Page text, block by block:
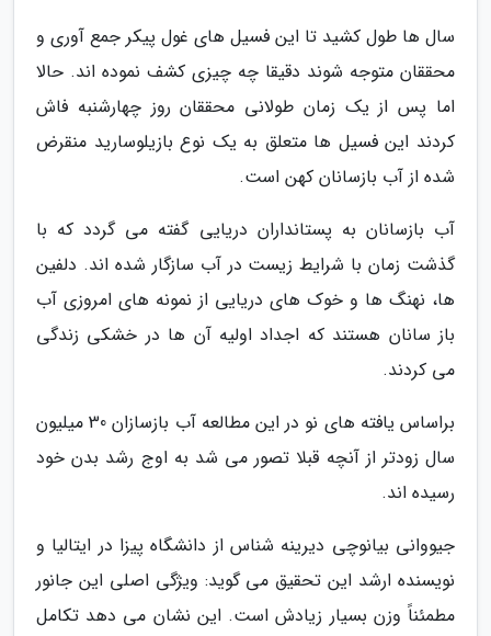
سال ها طول کشید تا این فسیل های غول پیکر جمع آوری و
محققان متوجه شوند دقیقا چه چیزی کشف نموده اند. حالا
اما پس از یک زمان طولانی محققان روز چهارشنبه فاش
کردند این فسیل ها متعلق به یک نوع بازیلوسارید منقرض
شده از آب بازسانان کهن است.
آب بازسانان به پستانداران دریایی گفته می گردد که با
گذشت زمان با شرایط زیست در آب سازگار شده اند. دلفین
ها، نهنگ ها و خوک های دریایی از نمونه های امروزی آب
باز سانان هستند که اجداد اولیه آن ها در خشکی زندگی
می کردند.
براساس یافته های نو در این مطالعه آب بازسازان 30 میلیون
سال زودتر از آنچه قبلا تصور می شد به اوج رشد بدن خود
رسیده اند.
جیووانی بیانوچی دیرینه شناس از دانشگاه پیزا در ایتالیا و
نویسنده ارشد این تحقیق می گوید: ویژگی اصلی این جانور
مطمئناً وزن بسیار زیادش است. این نشان می دهد تکامل